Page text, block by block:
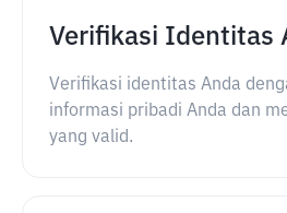
Verifikasi Identitas
Verifikasi identitas Anda
informasi pribadi Anda dan
yang valid.